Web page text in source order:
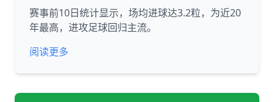
赛事前10日统计显示，场均进球达3.2粒，为近20
年最高，进攻足球回归主流。
阅读更多